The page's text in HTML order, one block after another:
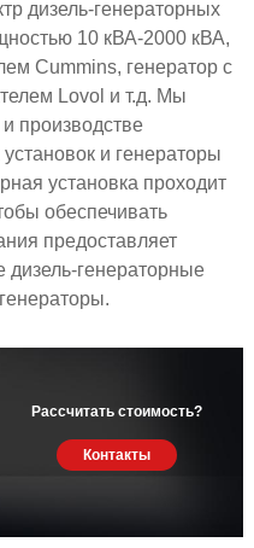
дизель-генераторных
10 кВА-2000 кВА,
Cummins, генератор с
Lovol и т.д. Мы
производстве
и генераторы
установка проходит
обеспечивать
предоставляет
дизель-генераторные
Рассчитать стоимость?
Контакты